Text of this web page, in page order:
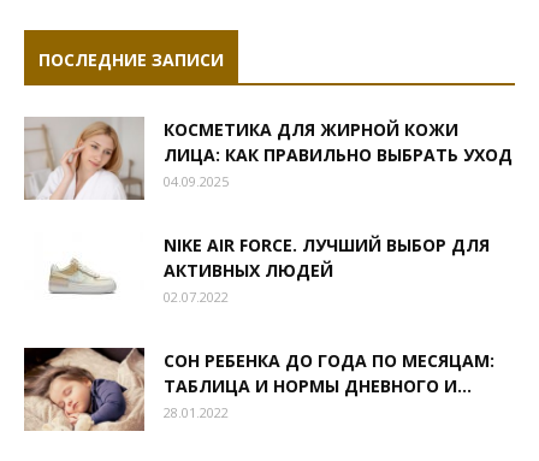
ПОСЛЕДНИЕ ЗАПИСИ
КОСМЕТИКА ДЛЯ ЖИРНОЙ КОЖИ
ЛИЦА: КАК ПРАВИЛЬНО ВЫБРАТЬ УХОД
04.09.2025
NIKE AIR FORCE. ЛУЧШИЙ ВЫБОР ДЛЯ
АКТИВНЫХ ЛЮДЕЙ
02.07.2022
СОН РЕБЕНКА ДО ГОДА ПО МЕСЯЦАМ:
ТАБЛИЦА И НОРМЫ ДНЕВНОГО И...
28.01.2022